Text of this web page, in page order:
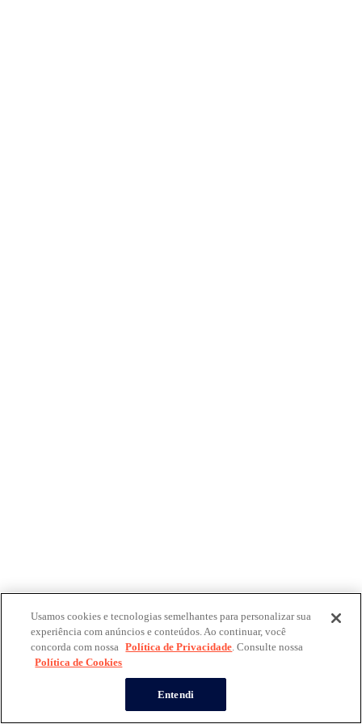
Usamos cookies e tecnologias semelhantes para personalizar sua
experiência com anúncios e conteúdos. Ao continuar, você
concorda com nossa Política de Privacidade. Consulte nossa
Política de Cookies
Entendi